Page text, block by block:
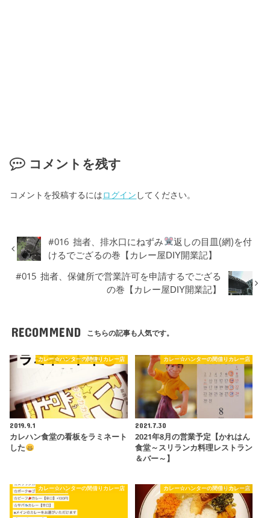
コメントを残す
コメントを投稿するにはログイン してください。
#016 拙者、排水口にねずみ
返しの目皿(網)を付
けるでござるの巻【カレー屋DIY開業記】
#015 拙者、保健所で営業許可を申請するでござる
の巻【カレー屋DIY開業記】
RECOMMEND こちらの記事も人気です。
カレー☆ハンターの間借りカレー店
2019.9.1
カレハン食堂の看板をラミネート
した
カレー☆ハンターの間借りカレー店
2021.7.30
2021年8月の営業予定【かれはん
食堂～スリランカ料理レストラン
＆バー～】
カレー☆ハンターの間借りカレー店 カレー☆ハンターの間借りカレー店